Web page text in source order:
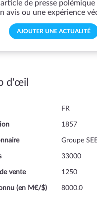
de presse
avis ou une expérience
AJOUTER UNE ACTUALITÉ
d'œil
FR
1857
Groupe
33000
vente 1250
(en M€/$) 8000.0